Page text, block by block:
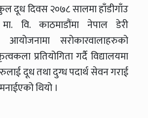
दूध दिवस २०७८ सालमा हाँडीगाँउ
वि. काठमाडौंमा नेपाल डेरी
आयोजनामा सरोकारवालाहरुको
प्रतियोगिता गर्दै विद्यालयमा
दूध तथा दुग्ध पदार्थ सेवन गराई
थियो ।